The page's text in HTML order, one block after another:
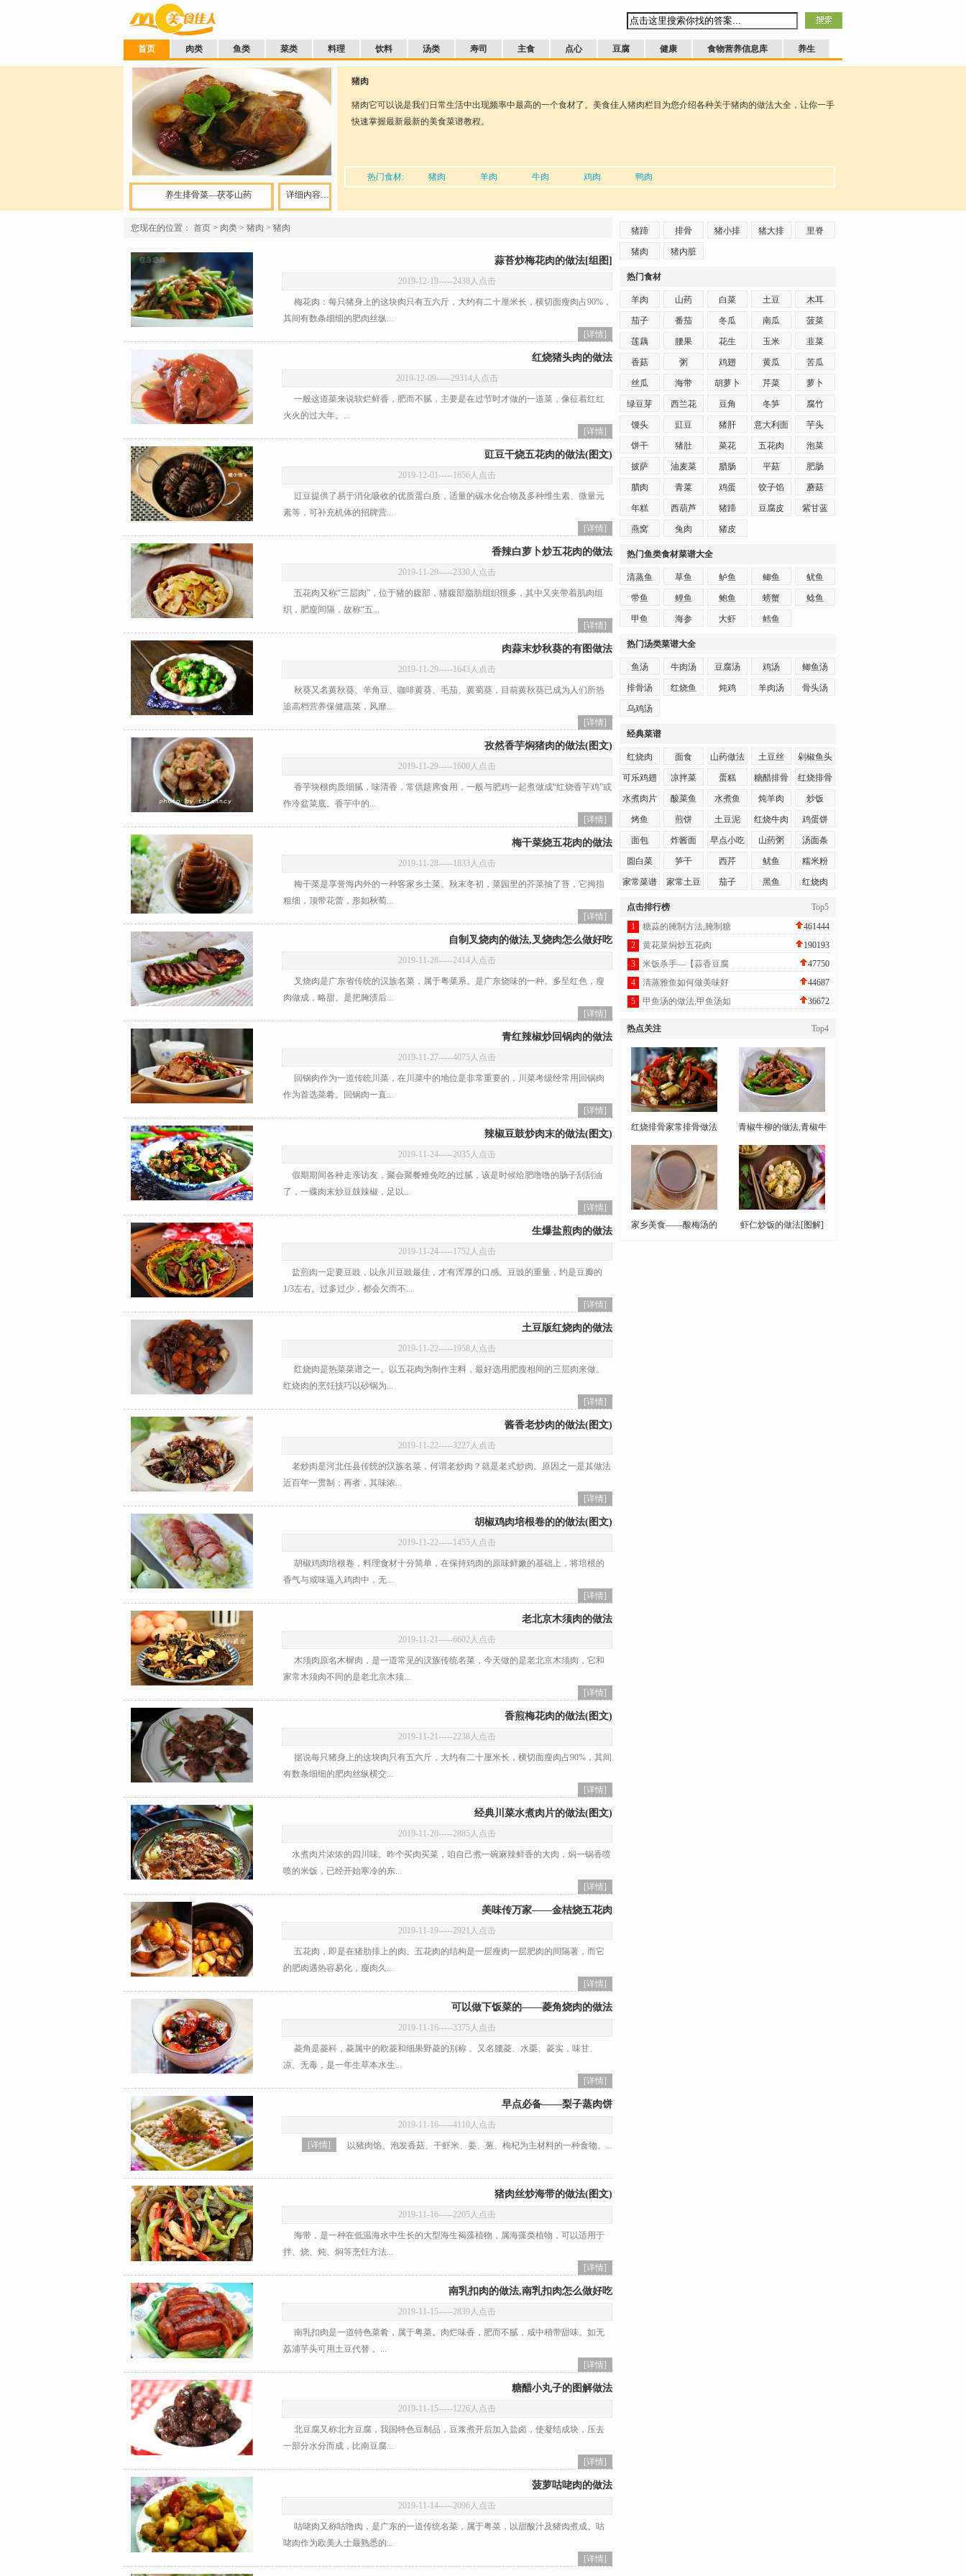
首页 肉类 鱼类 菜类 料理 饮料 汤类 寿司 主食 点心 豆腐 健康 食物营养信息库 养生
详细内容…
养生排骨菜—茯苓山药
猪肉
猪肉它可以说是我们日常生活中出现频率中最高的一个食材了。美食佳人猪肉栏目为您介绍各种关于猪肉的做法大全，让你一手
快速掌握最新最新的美食菜谱教程。
热门食材: 猪肉 羊肉 牛肉 鸡肉 鸭肉
您现在的位置： 首页 > 肉类 > 猪肉 > 猪肉
蒜苔炒梅花肉的做法[组图]
2019-12-19-----2438人点击
梅花肉：每只猪身上的这块肉只有五六斤，大约有二十厘米长，横切面瘦肉占90%，
其间有数条细细的肥肉丝纵...
[详情]
红烧猪头肉的做法
2019-12-09-----29314人点击
一般这道菜来说软烂鲜香，肥而不腻，主要是在过节时才做的一道菜，像征着红红
火火的过大年。...
[详情]
豇豆干烧五花肉的做法(图文)
2019-12-01-----1656人点击
豇豆提供了易于消化吸收的优质蛋白质，适量的碳水化合物及多种维生素、微量元
素等，可补充机体的招牌营...
[详情]
香辣白萝卜炒五花肉的做法
2019-11-29-----2330人点击
五花肉又称“三层肉”，位于猪的腹部，猪腹部脂肪组织很多，其中又夹带着肌肉组
织，肥瘦间隔，故称“五...
[详情]
肉蒜末炒秋葵的有图做法
2019-11-29-----1643人点击
秋葵又名黄秋葵、羊角豆、咖啡黄葵、毛茄、黄蜀葵，目前黄秋葵已成为人们所热
追高档营养保健蔬菜，风靡...
[详情]
孜然香芋焖猪肉的做法(图文)
2019-11-29-----1600人点击
香芋块根肉质细腻，味清香，常供筵席食用，一般与肥鸡一起煮做成“红烧香芋鸡”或
作冷盆菜底。香芋中的...
[详情]
梅干菜烧五花肉的做法
2019-11-28-----1833人点击
梅干菜是享誉海内外的一种客家乡土菜。秋末冬初，菜园里的芥菜抽了苔，它拇指
粗细，顶带花蕾，形如秋萄...
[详情]
自制叉烧肉的做法,叉烧肉怎么做好吃
2019-11-28-----2414人点击
叉烧肉是广东省传统的汉族名菜，属于粤菜系。是广东烧味的一种。多呈红色，瘦
肉做成，略甜。是把腌渍后...
[详情]
青红辣椒炒回锅肉的做法
2019-11-27-----4075人点击
回锅肉作为一道传统川菜，在川菜中的地位是非常重要的，川菜考级经常用回锅肉
作为首选菜肴。回锅肉一直...
[详情]
辣椒豆鼓炒肉末的做法(图文)
2019-11-24-----2035人点击
假期期间各种走亲访友，聚会聚餐难免吃的过腻，该是时候给肥噜噜的肠子刮刮油
了，一碟肉末炒豆鼓辣椒，足以...
[详情]
生爆盐煎肉的做法
2019-11-24-----1752人点击
盐煎肉一定要豆豉，以永川豆豉最佳，才有浑厚的口感。豆豉的重量，约是豆瓣的
1/3左右。过多过少，都会欠而不...
[详情]
土豆版红烧肉的做法
2019-11-22-----1958人点击
红烧肉是热菜菜谱之一。以五花肉为制作主料，最好选用肥瘦相间的三层肉来做。
红烧肉的烹饪技巧以砂锅为...
[详情]
酱香老炒肉的做法(图文)
2019-11-22-----3227人点击
老炒肉是河北任县传统的汉族名菜，何谓老炒肉？就是老式炒肉。原因之一是其做法
近百年一贯制；再者，其味浓...
[详情]
胡椒鸡肉培根卷的的做法(图文)
2019-11-22-----1455人点击
胡椒鸡肉培根卷，料理食材十分简单，在保持鸡肉的原味鲜嫩的基础上，将培根的
香气与咸味逼入鸡肉中，无...
[详情]
老北京木须肉的做法
2019-11-21-----6602人点击
木须肉原名木樨肉，是一道常见的汉族传统名菜，今天做的是老北京木须肉，它和
家常木须肉不同的是老北京木须...
[详情]
香煎梅花肉的做法(图文)
2019-11-21-----2238人点击
据说每只猪身上的这块肉只有五六斤，大约有二十厘米长，横切面瘦肉占90%，其间
有数条细细的肥肉丝纵横交...
[详情]
经典川菜水煮肉片的做法(图文)
2019-11-20-----2885人点击
水煮肉片浓浓的四川味。昨个买肉买菜，咱自己煮一碗麻辣鲜香的大肉，焖一锅香喷
喷的米饭，已经开始寒冷的东...
[详情]
美味传万家——金桔烧五花肉
2019-11-19-----2921人点击
五花肉，即是在猪肋排上的肉。五花肉的结构是一层瘦肉一层肥肉的间隔著，而它
的肥肉遇热容易化，瘦肉久...
[详情]
可以做下饭菜的——菱角烧肉的做法
2019-11-16-----3375人点击
菱角是菱科，菱属中的欧菱和细果野菱的别称 。又名腰菱、水栗、菱实，味甘、
凉、无毒，是一年生草本水生...
[详情]
早点必备——梨子蒸肉饼
2019-11-16-----4110人点击
以猪肉馅、泡发香菇、干虾米、姜、葱、枸杞为主材料的一种食物。...
[详情]
猪肉丝炒海带的做法(图文)
2019-11-16-----2205人点击
海带，是一种在低温海水中生长的大型海生褐藻植物，属海藻类植物，可以适用于
拌、烧、炖、焖等烹饪方法...
[详情]
南乳扣肉的做法,南乳扣肉怎么做好吃
2019-11-15-----2839人点击
南乳扣肉是一道特色菜肴，属于粤菜。肉烂味香，肥而不腻，咸中稍带甜味。如无
荔浦芋头可用土豆代替 。...
[详情]
糖醋小丸子的图解做法
2019-11-15-----1226人点击
北豆腐又称北方豆腐，我国特色豆制品，豆浆煮开后加入盐卤，使凝结成块，压去
一部分水分而成，比南豆腐...
[详情]
菠萝咕咾肉的做法
2019-11-14-----2096人点击
咕咾肉又称咕噜肉，是广东的一道传统名菜，属于粤菜，以甜酸汁及猪肉煮成。咕
咾肉作为欧美人士最熟悉的...
[详情]
猪蹄 排骨 猪小排 猪大排 里脊
猪肉 猪内脏
热门食材
羊肉 山药 白菜 土豆 木耳
茄子 番茄 冬瓜 南瓜 菠菜
莲藕 腰果 花生 玉米 韭菜
香菇 粥 鸡翅 黄瓜 苦瓜
丝瓜 海带 胡萝卜 芹菜 萝卜
绿豆芽 西兰花 豆角 冬笋 腐竹
馒头 豇豆 猪肝 意大利面 芋头
饼干 猪肚 菜花 五花肉 泡菜
披萨 油麦菜 腊肠 平菇 肥肠
腊肉 青菜 鸡蛋 饺子馅 蘑菇
年糕 西葫芦 猪蹄 豆腐皮 紫甘蓝
燕窝 兔肉 猪皮
热门鱼类食材菜谱大全
清蒸鱼 草鱼 鲈鱼 鲫鱼 鱿鱼
带鱼 鲤鱼 鲍鱼 螃蟹 鲶鱼
甲鱼 海参 大虾 鳕鱼
热门汤类菜谱大全
鱼汤 牛肉汤 豆腐汤 鸡汤 鲫鱼汤
排骨汤 红烧鱼 炖鸡 羊肉汤 骨头汤
乌鸡汤
经典菜谱
红烧肉 面食 山药做法 土豆丝 剁椒鱼头
可乐鸡翅 凉拌菜 蛋糕 糖醋排骨 红烧排骨
水煮肉片 酸菜鱼 水煮鱼 炖羊肉 炒饭
烤鱼 煎饼 土豆泥 红烧牛肉 鸡蛋饼
面包 炸酱面 早点小吃 山药粥 汤面条
圆白菜 笋干 西芹 鱿鱼 糯米粉
家常菜谱
家常土豆
茄子 黑鱼 红烧肉
Top5
点击排行榜
461444
1
糖蒜的腌制方法,腌制糖
190193
2
黄花菜焖炒五花肉
47750
3
米饭杀手—【蒜香豆腐
44687
4
清蒸雅鱼如何做美味好
36672
5 甲鱼汤的做法,甲鱼汤如
Top4
热点关注
红烧排骨家常排骨做法 青椒牛柳的做法,青椒牛
家乡美食——酸梅汤的 虾仁炒饭的做法[图解]